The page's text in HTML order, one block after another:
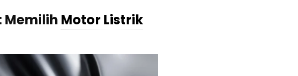
Memilih Motor Listrik